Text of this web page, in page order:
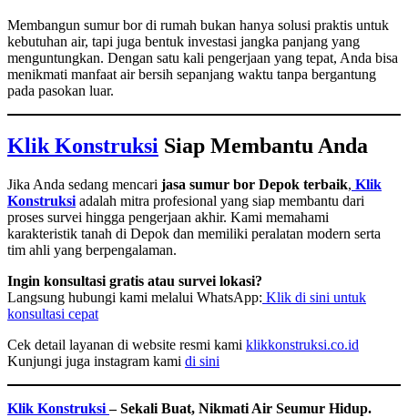
Membangun sumur bor di rumah bukan hanya solusi praktis untuk
kebutuhan air, tapi juga bentuk investasi jangka panjang yang
menguntungkan. Dengan satu kali pengerjaan yang tepat, Anda bisa
menikmati manfaat air bersih sepanjang waktu tanpa bergantung
pada pasokan luar.
Klik Konstruksi Siap Membantu Anda
Jika Anda sedang mencari jasa sumur bor Depok terbaik, Klik
Konstruksi adalah mitra profesional yang siap membantu dari
proses survei hingga pengerjaan akhir. Kami memahami
karakteristik tanah di Depok dan memiliki peralatan modern serta
tim ahli yang berpengalaman.
Ingin konsultasi gratis atau survei lokasi?
Langsung hubungi kami melalui WhatsApp: Klik di sini untuk
konsultasi cepat
Cek detail layanan di website resmi kami klikkonstruksi.co.id
Kunjungi juga instagram kami di sini
Klik Konstruksi– Sekali Buat, Nikmati Air Seumur Hidup.